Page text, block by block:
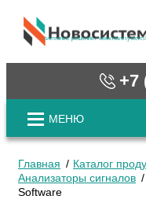
cистемные решения /
+7
МЕНЮ
Главная Каталог
Анализаторы сигналов
Software